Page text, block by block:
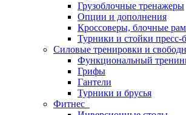
Грузоблочные тренажеры
Опции и дополнения
Кроссоверы, блочные
Турники и стойки пресс-
Силовые тренировки и
Функциональный
Грифы
Гантели
Турники и брусья
Фитнес